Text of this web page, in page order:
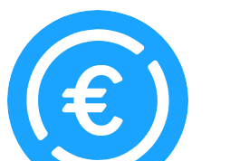
Ethereum
ETH